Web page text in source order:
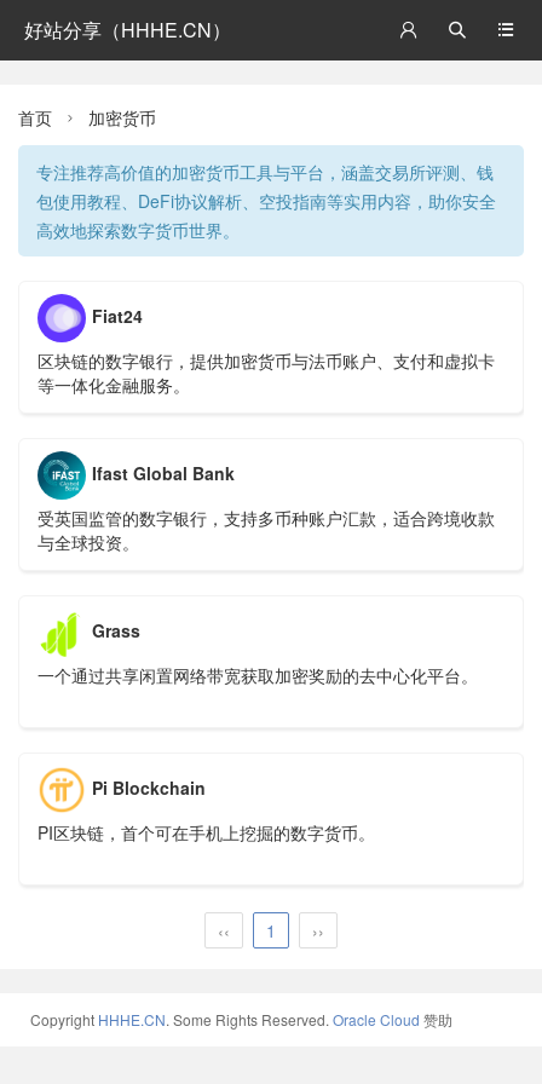
好站分享（HHHE.CN） 


首页  加密货币
专注推荐高价值的加密货币工具与平台，涵盖交易所评测、钱
包使用教程、DeFi协议解析、空投指南等实用内容，助你安全
高效地探索数字货币世界。
Fiat24
区块链的数字银行，提供加密货币与法币账户、支付和虚拟卡
等一体化金融服务。
Ifast Global Bank
受英国监管的数字银行，支持多币种账户汇款，适合跨境收款
与全球投资。
Grass
一个通过共享闲置网络带宽获取加密奖励的去中心化平台。
Pi Blockchain
PI区块链，首个可在手机上挖掘的数字货币。
‹‹ 1 ››
Copyright HHHE.CN. Some Rights Reserved. Oracle Cloud 赞助